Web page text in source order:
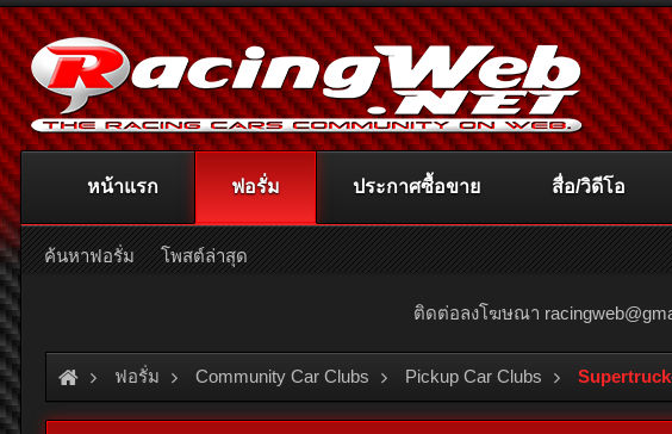
ติดต่อลงโฆษณา
ฟอรั่ม Community Car Clubs Pickup Car Clubs
หน้าแรก ฟอรั่ม
ค้นหาฟอรั่ม โพสต์ล่าสุด
ประกาศซื้อขาย สื่อ/วิดีโอ